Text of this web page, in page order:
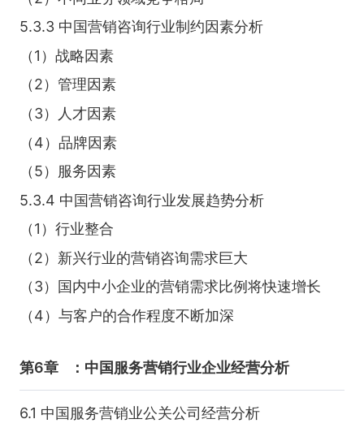
5.3.3 中国营销咨询行业制约因素分析
（1）战略因素
（2）管理因素
（3）人才因素
（4）品牌因素
（5）服务因素
5.3.4 中国营销咨询行业发展趋势分析
（1）行业整合
（2）新兴行业的营销咨询需求巨大
（3）国内中小企业的营销需求比例将快速增长
（4）与客户的合作程度不断加深
第6章 ：中国服务营销行业企业经营分析
6.1 中国服务营销业公关公司经营分析